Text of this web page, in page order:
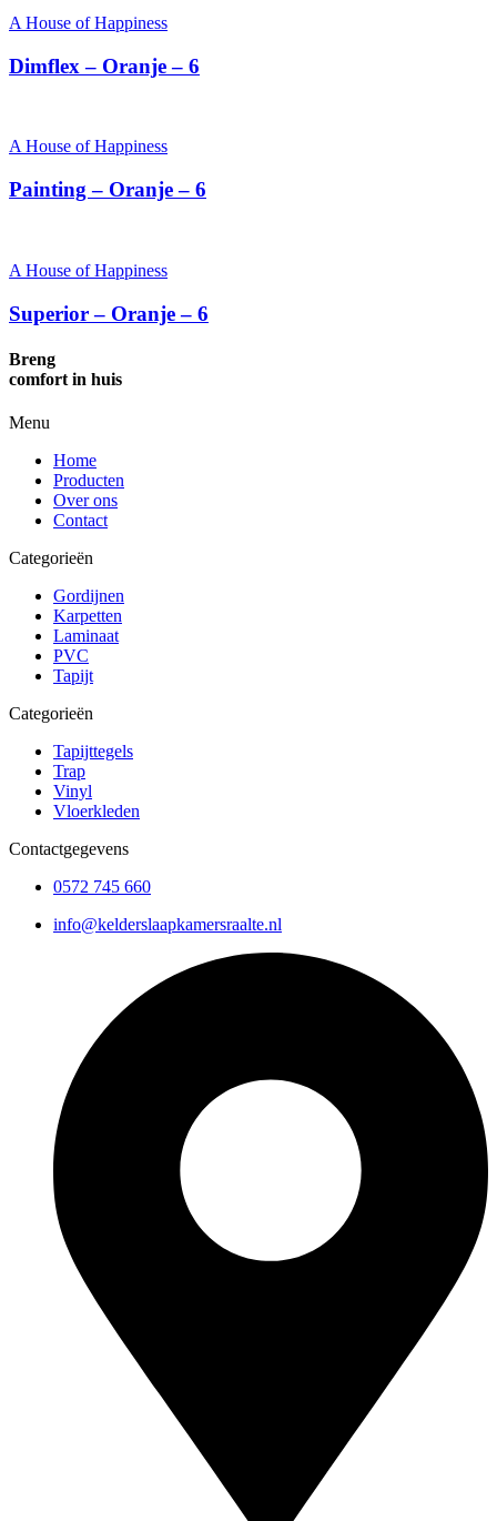
A House of Happiness
Dimflex – Oranje – 6
A House of Happiness
Painting – Oranje – 6
A House of Happiness
Superior – Oranje – 6
Breng
comfort in huis
Menu
Home
Producten
Over ons
Contact
Categorieën
Gordijnen
Karpetten
Laminaat
PVC
Tapijt
Categorieën
Tapijttegels
Trap
Vinyl
Vloerkleden
Contactgegevens
0572 745 660
info@kelderslaapkamersraalte.nl